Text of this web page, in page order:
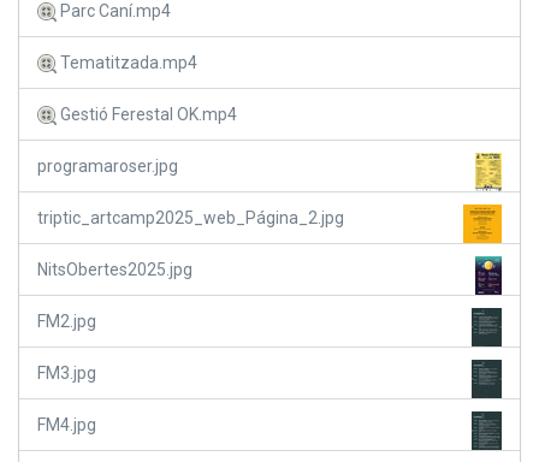
Parc Caní.mp4
Tematitzada.mp4
Gestió Ferestal OK.mp4
programaroser.jpg
triptic_artcamp2025_web_Página_2.jpg
NitsObertes2025.jpg
FM2.jpg
FM3.jpg
FM4.jpg